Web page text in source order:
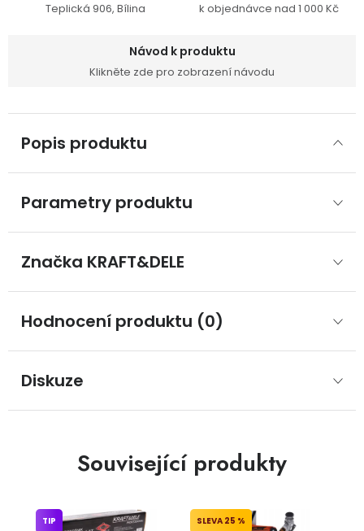
Teplická 906, Bílina k objednávce nad 1 000 Kč
Návod k produktu
Klikněte zde pro zobrazení návodu
Popis produktu
Parametry produktu
Značka KRAFT&DELE
Hodnocení produktu (0)
Diskuze
Související produkty
TIP 25 %